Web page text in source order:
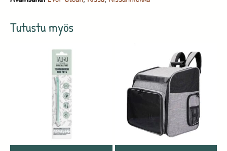
Tutustu myös